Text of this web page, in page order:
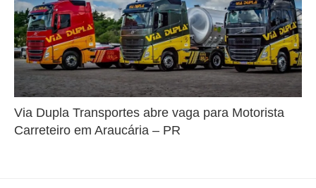
Via Dupla Transportes abre vaga para Motorista
Carreteiro em Araucária – PR